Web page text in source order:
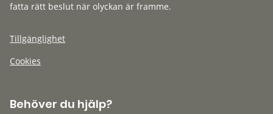
fatta rätt beslut när olyckan är framme.
Tillgänglighet
Cookies
Behöver du hjälp?